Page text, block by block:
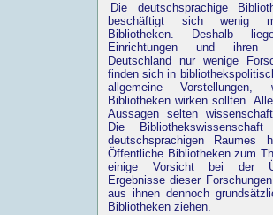
Die deutschsprachige
beschäftigt sich wenig
Bibliotheken. Deshalb
Einrichtungen und ihren
Deutschland nur wenige
finden sich in
allgemeine Vorstellungen,
Bibliotheken wirken sollten.
Aussagen selten
Die
deutschsprachigen Raumes
Öffentliche Bibliotheken zum
einige Vorsicht bei der
Ergebnisse dieser
aus ihnen dennoch
Bibliotheken ziehen.